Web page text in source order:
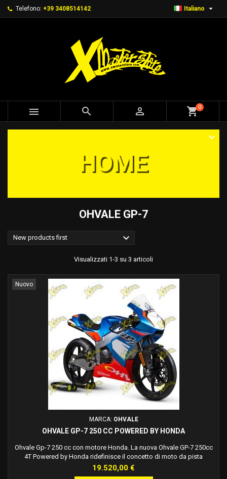
Telefono: +39 3408514142 Italiano 
   shopping_cart0
HOME
OHVALE GP-7
New products first 
Visualizzati 1-3 su 3 articoli
Nuovo
MARCA: OHVALE
OHVALE GP-7 250 CC POWERED BY HONDA
Ohvale Gp-7 250 cc con motore Honda. La nuova Ohvale GP-7 250cc
4T Powered by Honda ridefinisce il concetto di moto da pista
compatta, unendo tecnologia avanzata, prestazioni elevate e una
ciclistica da competizione. Dotata di motore Honda 250cc 4T,
Prezzo
19.520,00 €